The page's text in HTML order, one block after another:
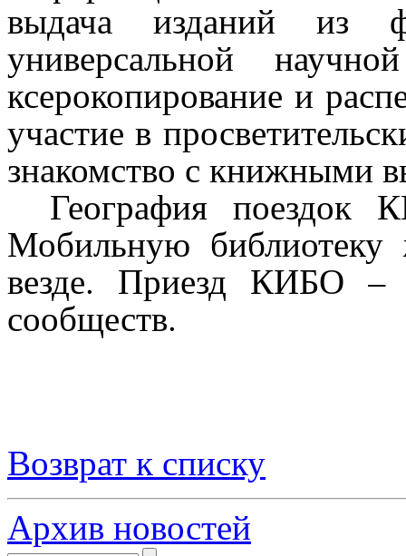
выдача изданий из
универсальной
ксерокопирование и
участие в
знакомство с книжными
География поездок
Мобильную библиотеку
везде. Приезд КИБО –
сообществ.
Возврат к списку
Архив новостей